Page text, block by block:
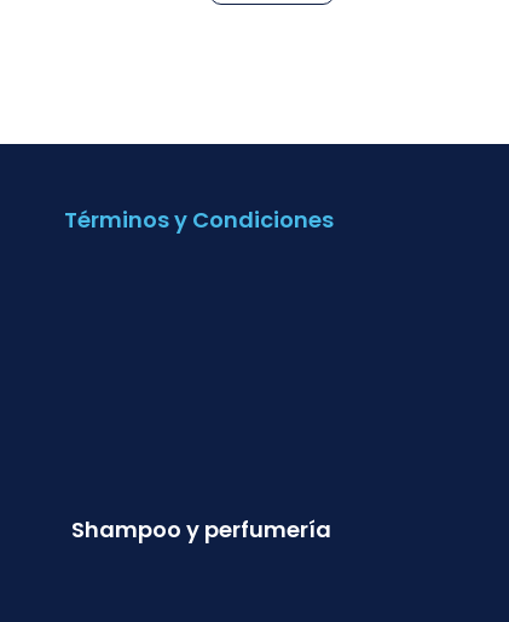
Términos y Condiciones
Shampoo y perfumería